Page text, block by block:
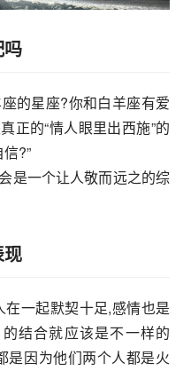
的星座?你和白羊座有爱
正的“情人眼里出西施”的
?”
是一个让人敬而远之的综
一起默契十足,感情也是
结合就应该是不一样的
是因为他们两个人都是火